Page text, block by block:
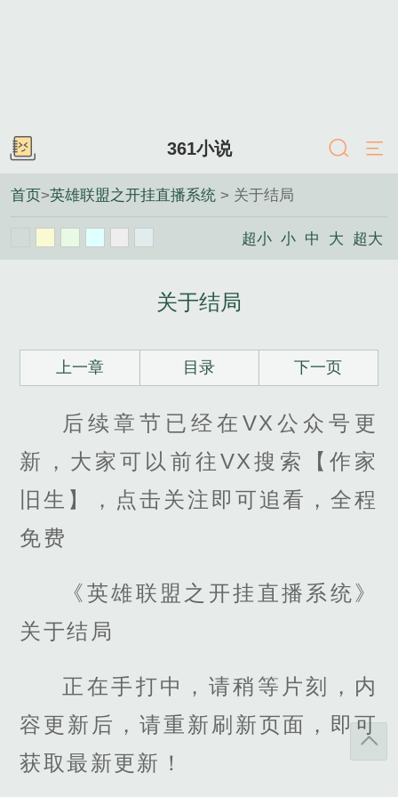
361小说
首页>英雄联盟之开挂直播系统 > 关于结局
超小 小 中 大 超大
关于结局
上一章 目录 下一页
后续章节已经在VX公众号更
新，大家可以前往VX搜索【作家
旧生】，点击关注即可追看，全程
免费
《英雄联盟之开挂直播系统》
关于结局
正在手打中，请稍等片刻，内
容更新后，请重新刷新页面，即可
获取最新更新！